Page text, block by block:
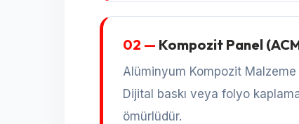
02 — Kompozit Panel
Alüminyum Kompozit
Dijital baskı veya folyo
ömürlüdür.